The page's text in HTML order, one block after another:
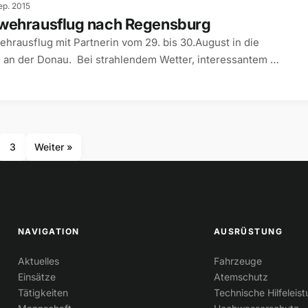
2015
nach Regensburg
mit Partnerin vom 29. bis 30.August in die
der Donau. Bei strahlendem Wetter, interessantem
3 Weiter »
NAVIGATION
Aktuelles
Einsätze
Tätigkeiten
AUSRÜSTUNG
Fahrzeuge
Atemschutz
Technische